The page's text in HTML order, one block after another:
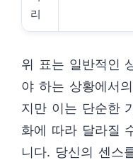
리
위 표는 일반적인
야 하는 상황에서
지만 이는 단순한
화에 따라 달라질
니다. 당신의 센스